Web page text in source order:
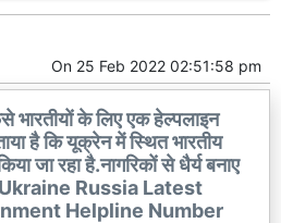
On 25 Feb 2022 02:51:58 pm
के लिए एक हेल्पलाइन
है कि यूक्रेन में स्थित भारतीय
जा रहा है.नागरिकों से धैर्य बनाए
Ukraine Russia Latest
Helpline Number